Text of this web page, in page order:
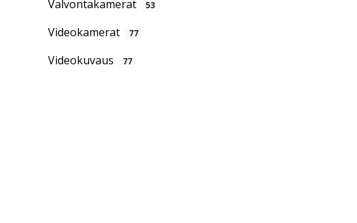
Valvontakamerat 53
Videokamerat 77
Videokuvaus 77